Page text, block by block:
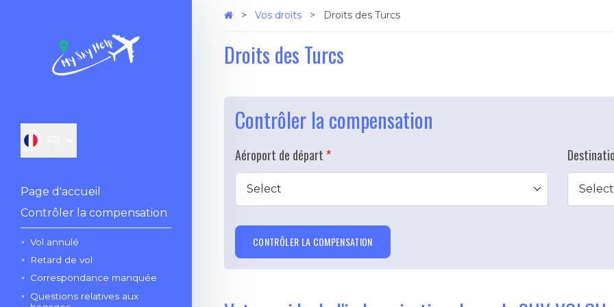
Page d'accueil
Contrôler la compensation
Vol annulé
Retard de vol
Correspondance manquée
Questions relatives aux
Vos droits Droits des Turcs
Droits des Turcs
Contrôler la compensation
Aéroport de départ
Select Select
CONTRÔLER LA COMPENSATION